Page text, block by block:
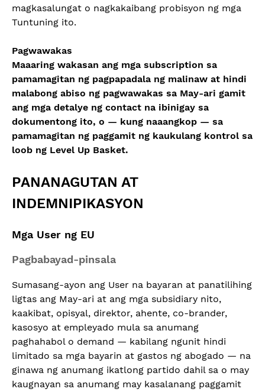
magkasalungat o nagkakaibang probisyon ng mga
Tuntuning ito.
Pagwawakas
Maaaring wakasan ang mga subscription sa
pamamagitan ng pagpapadala ng malinaw at hindi
malabong abiso ng pagwawakas sa May-ari gamit
ang mga detalye ng contact na ibinigay sa
dokumentong ito, o — kung naaangkop — sa
pamamagitan ng paggamit ng kaukulang kontrol sa
loob ng Level Up Basket.
PANANAGUTAN AT
INDEMNIPIKASYON
Mga User ng EU
Pagbabayad-pinsala
Sumasang-ayon ang User na bayaran at panatilihing
ligtas ang May-ari at ang mga subsidiary nito,
kaakibat, opisyal, direktor, ahente, co-brander,
kasosyo at empleyado mula sa anumang
paghahabol o demand — kabilang ngunit hindi
limitado sa mga bayarin at gastos ng abogado — na
ginawa ng anumang ikatlong partido dahil sa o may
kaugnayan sa anumang may kasalanang paggamit